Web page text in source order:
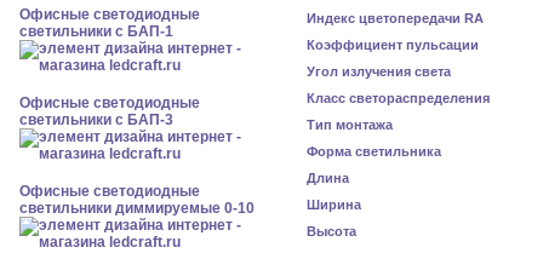
Офисные светодиодные
светильники с БАП-1
Офисные светодиодные
светильники с БАП-3
Офисные светодиодные
светильники диммируемые 0-10
Индекс цветопередачи RA
Коэффициент пульсации
Угол излучения света
Класс светораспределения
Тип монтажа
Форма светильника
Длина
Ширина
Высота